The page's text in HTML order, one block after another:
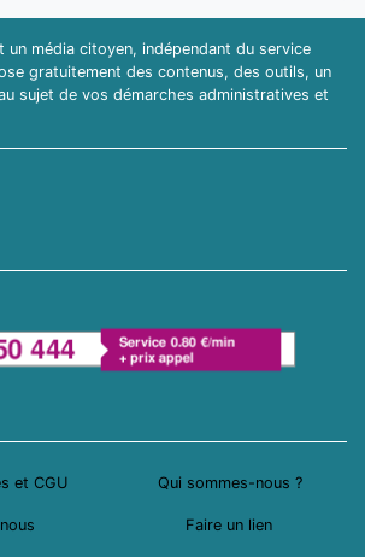
un média citoyen, indépendant du service
gratuitement des contenus, des outils, un
sujet de vos démarches administratives et
et CGU Qui sommes-nous ?
Faire un lien